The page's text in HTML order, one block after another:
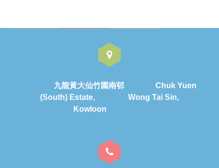
九龍黃大仙竹園南邨 Chuk Yuen
(South) Estate, Wong Tai Sin,
Kowloon